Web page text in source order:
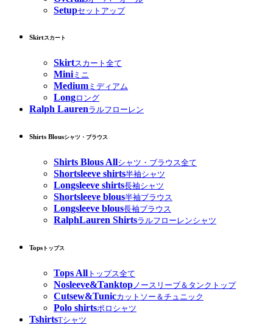
Setupセットアップ
Skirtスカート
Skirtスカート全て
Miniミニ
Medium ミディアム
Longロング
Ralph Laurenラルフローレン
Shirts Blousシャツ・ブラウス
Shirts Blous Allシャツ・ブラウス全て
Shortsleeve shirts半袖シャツ
Longsleeve shirts長袖シャツ
Shortsleeve blous半袖ブラウス
Longsleeve blous長袖ブラウス
RalphLauren Shirtsラルフローレンシャツ
Tops トップス
Tops All トップス全て
Nosleeve&Tanktopノースリーブ＆タンクトップ
Cutsew&Tunicカットソー＆チュニック
Polo shirtsポロシャツ
TshirtsTシャツ